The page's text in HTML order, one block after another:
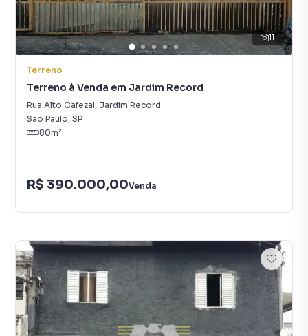
11
Terreno
Terreno à Venda em Jardim Record
Rua Alto Cafezal, Jardim Record
São Paulo, SP
80m²
R$ 390.000,00Venda